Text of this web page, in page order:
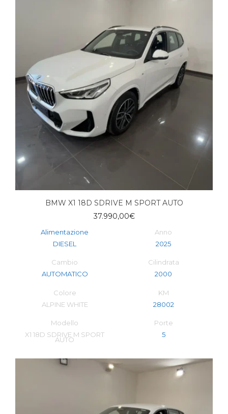
BMW X1 18D SDRIVE M SPORT AUTO
37.990,00€
Alimentazione
DIESEL
Anno
2025
Cambio
AUTOMATICO
Cilindrata
2000
Colore
ALPINE WHITE
KM
28002
Modello
X1 18D SDRIVE M SPORT
AUTO
Porte
5